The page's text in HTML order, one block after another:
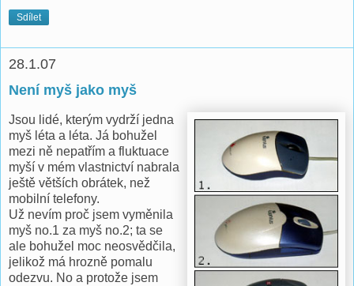
Sdílet
28.1.07
Není myš jako myš
Jsou lidé, kterým vydrží jedna
myš léta a léta. Já bohužel
mezi ně nepatřím a fluktuace
myší v mém vlastnictví nabrala
ještě větších obrátek, než
mobilní telefony.
Už nevím proč jsem vyměnila
myš no.1 za myš no.2; ta se
ale bohužel moc neosvědčila,
jelikož má hrozně pomalu
odezvu. No a protože jsem